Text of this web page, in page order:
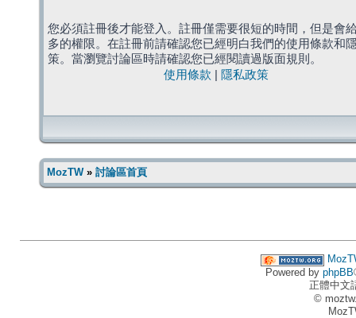
您必須註冊後才能登入。註冊僅需要很短的時間，但是會
多的權限。在註冊前請確認您已經明白我們的使用條款和
策。當瀏覽討論區時請確認您已經閱讀過版面規則。
使用條款
隱私政策
MozTW» 討論區首頁
Powered by phpBB
正體中文
©